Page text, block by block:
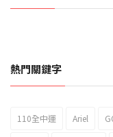
2023新北市北海
熱門關鍵字
110全中運 Ariel